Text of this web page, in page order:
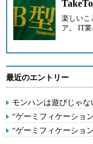
楽しいこ
ア。 IT業
最近のエントリー
モンハンは遊びじゃな
“ゲーミフィケーショ
“ゲーミフィケーショ